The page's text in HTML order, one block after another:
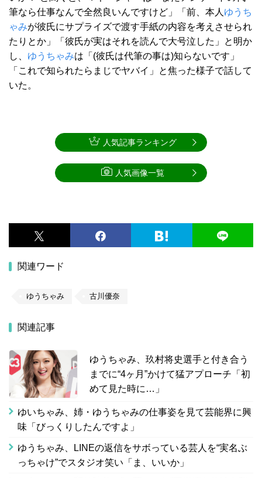
筆なら仕事なんで全然良いんですけど」「前、本人 ゆうち
ゃみが彼氏にサプライズで渡す手紙の内容を考えさせられ
たりとか」「彼氏が実はそれを読んで大号泣した」と明か
し、 ゆうちゃみは「(彼氏は代筆の事は)知らないです」
「これで知られたらまじでヤバイ」と焦った様子で話して
いた。
関連ワード
ゆうちゃみ 古川優奈
関連記事
ゆうちゃみ、玖村将史選手と付き合う
までに“4ヶ月”かけて猛アプローチ「初
めて見た時に…」
ゆいちゃみ、姉・ゆうちゃみの仕事姿を見て芸能界に興
味「びっくりしたんですよ」
ゆうちゃみ、LINEの返信をサボっている芸人を“実名ぶ
っちゃけ”でスタジオ笑い「ま、いいか」
人気記事ランキング
人気画像一覧